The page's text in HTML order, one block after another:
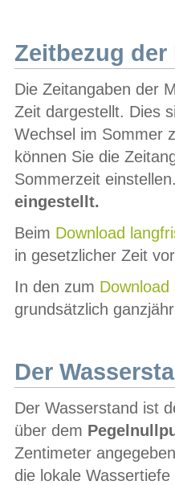
Zeitbezug der
Die Zeitangaben der
Zeit dargestellt. Dies
Wechsel im Sommer
können Sie die
Sommerzeit
eingestellt.
Beim Download
in gesetzlicher Zeit
In den zum Download
grundsätzlich
Der
Der Wasserstand ist
über dem
Zentimeter
die lokale